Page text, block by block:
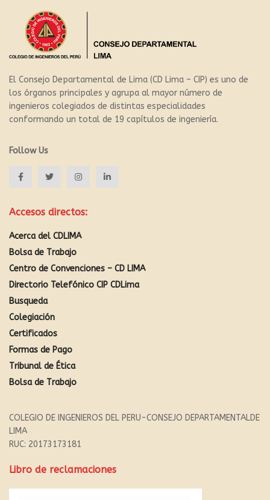
El Consejo Departamental de Lima (CD Lima – CIP) es uno de
los órganos principales y agrupa al mayor número de
ingenieros colegiados de distintas especialidades
conformando un total de 19 capítulos de ingeniería.
Follow Us
Accesos directos:
Acerca del CDLIMA
Bolsa de Trabajo
Centro de Convenciones – CD LIMA
Directorio Telefónico CIP CDLima
Busqueda
Colegiación
Certificados
Formas de Pago
Tribunal de Ética
Bolsa de Trabajo
COLEGIO DE INGENIEROS DEL PERU-CONSEJO DEPARTAMENTALDE
LIMA
RUC: 20173173181
Libro de reclamaciones